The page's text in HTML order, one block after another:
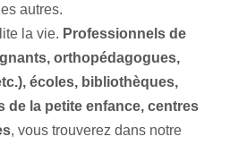
les autres.
la vie. Professionnels de
orthopédagogues,
écoles, bibliothèques,
de la petite enfance, centres
, vous trouverez dans notre